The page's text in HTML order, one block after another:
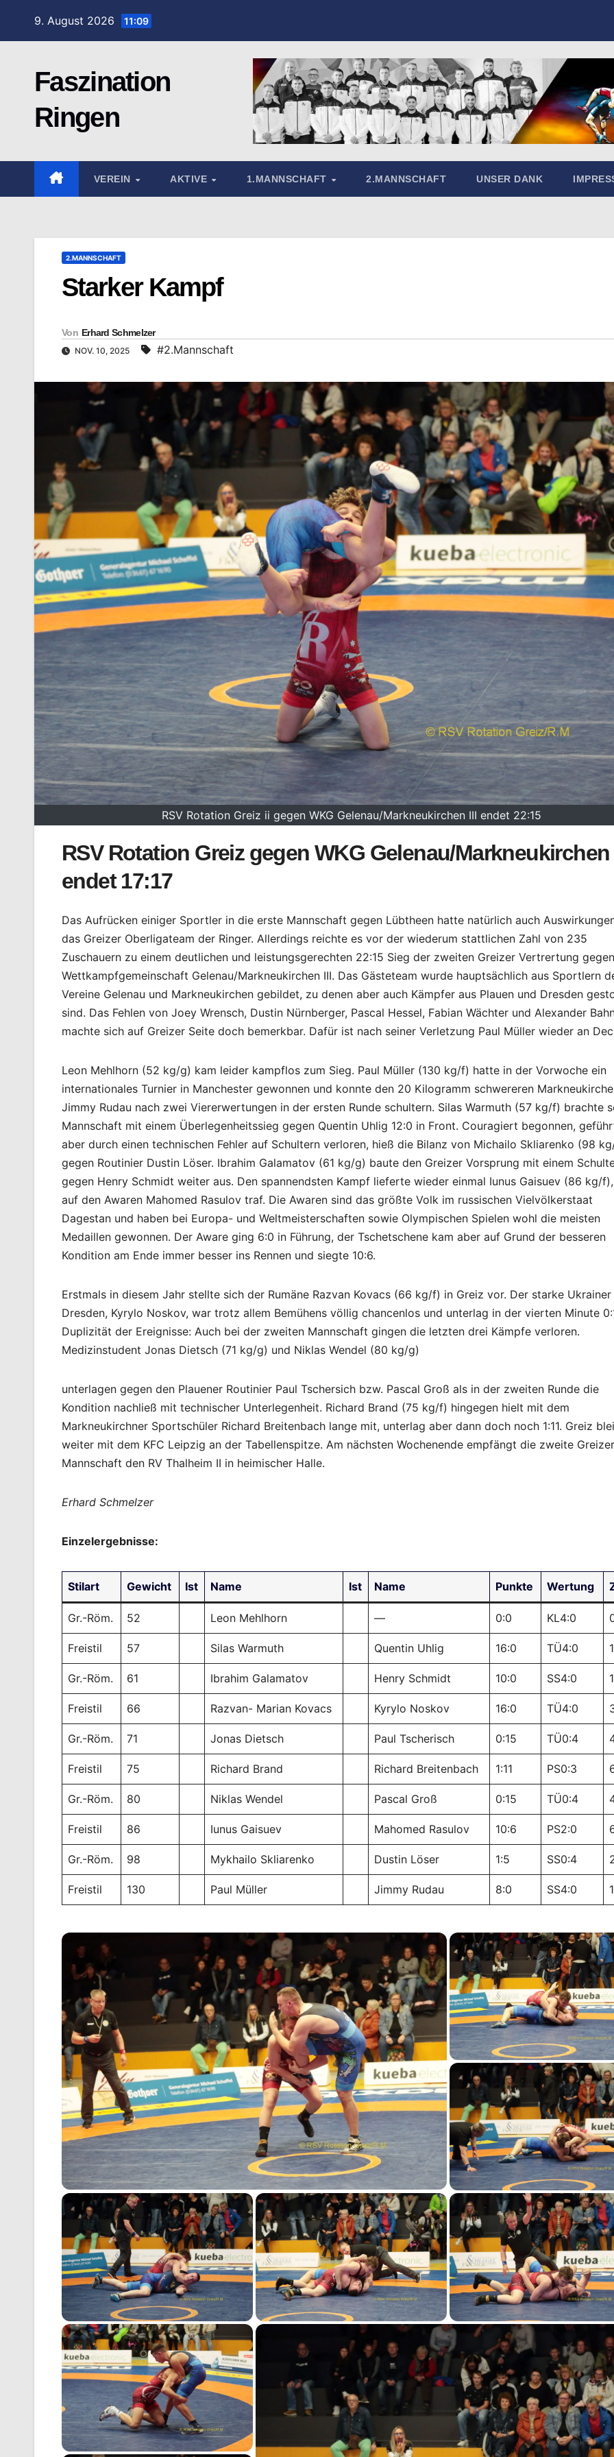
9. August 2026 11:09
Faszination
Ringen
VEREIN AKTIVE 1.MANNSCHAFT 2.MANNSCHAFT UNSER DANK
2.MANNSCHAFT
Starker Kampf
Von Erhard Schmelzer
NOV. 10, 2025 #2.Mannschaft
RSV Rotation Greiz ii gegen WKG Gelenau/Markneukirchen III endet 22:15
RSV Rotation Greiz gegen WKG Gelenau/Markneukirchen
endet 17:17
Das Aufrücken einiger Sportler in die erste Mannschaft gegen Lübtheen hatte natürlich auch
das Greizer Oberligateam der Ringer. Allerdings reichte es vor der wiederum stattlichen Zahl von 235
Zuschauern zu einem deutlichen und leistungsgerechten 22:15 Sieg der zweiten Greizer Vertrertung
Wettkampfgemeinschaft Gelenau/Markneukirchen III. Das Gästeteam wurde hauptsächlich aus Sportlern
Vereine Gelenau und Markneukirchen gebildet, zu denen aber auch Kämpfer aus Plauen und Dresden
sind. Das Fehlen von Joey Wrensch, Dustin Nürnberger, Pascal Hessel, Fabian Wächter und Alexander
machte sich auf Greizer Seite doch bemerkbar. Dafür ist nach seiner Verletzung Paul Müller wieder an
Leon Mehlhorn (52 kg/g) kam leider kampflos zum Sieg. Paul Müller (130 kg/f) hatte in der Vorwoche ein
internationales Turnier in Manchester gewonnen und konnte den 20 Kilogramm schwereren
Jimmy Rudau nach zwei Viererwertungen in der ersten Runde schultern. Silas Warmuth (57 kg/f) brachte
Mannschaft mit einem Überlegenheitssieg gegen Quentin Uhlig 12:0 in Front. Couragiert begonnen,
aber durch einen technischen Fehler auf Schultern verloren, hieß die Bilanz von Michailo Skliarenko (98
gegen Routinier Dustin Löser. Ibrahim Galamatov (61 kg/g) baute den Greizer Vorsprung mit einem
gegen Henry Schmidt weiter aus. Den spannendsten Kampf lieferte wieder einmal Iunus Gaisuev (86 kg/
auf den Awaren Mahomed Rasulov traf. Die Awaren sind das größte Volk im russischen Vielvölkerstaat
Dagestan und haben bei Europa- und Weltmeisterschaften sowie Olympischen Spielen wohl die meisten
Medaillen gewonnen. Der Aware ging 6:0 in Führung, der Tschetschene kam aber auf Grund der besseren
Kondition am Ende immer besser ins Rennen und siegte 10:6.
Erstmals in diesem Jahr stellte sich der Rumäne Razvan Kovacs (66 kg/f) in Greiz vor. Der starke Ukrainer
Dresden, Kyrylo Noskov, war trotz allem Bemühens völlig chancenlos und unterlag in der vierten Minute
Duplizität der Ereignisse: Auch bei der zweiten Mannschaft gingen die letzten drei Kämpfe verloren.
Medizinstudent Jonas Dietsch (71 kg/g) und Niklas Wendel (80 kg/g)
unterlagen gegen den Plauener Routinier Paul Tschersich bzw. Pascal Groß als in der zweiten Runde die
Kondition nachließ mit technischer Unterlegenheit. Richard Brand (75 kg/f) hingegen hielt mit dem
Markneukirchner Sportschüler Richard Breitenbach lange mit, unterlag aber dann doch noch 1:11. Greiz
weiter mit dem KFC Leipzig an der Tabellenspitze. Am nächsten Wochenende empfängt die zweite Greizer
Mannschaft den RV Thalheim II in heimischer Halle.
Erhard Schmelzer
Einzelergebnisse:
Stilart Gewicht Ist Name Ist Name Punkte Wertung
Gr.-Röm. 52 Leon Mehlhorn — 0:0 KL4:0
Freistil 57 Silas Warmuth Quentin Uhlig 16:0 TÜ4:0
Gr.-Röm. 61 Ibrahim Galamatov Henry Schmidt 10:0 SS4:0
Freistil 66 Razvan- Marian Kovacs Kyrylo Noskov 16:0 TÜ4:0
Gr.-Röm. 71 Jonas Dietsch Paul Tscherisch 0:15 TÜ0:4
Freistil 75 Richard Brand Richard Breitenbach 1:11 PS0:3
Gr.-Röm. 80 Niklas Wendel Pascal Groß 0:15 TÜ0:4
Freistil 86 Iunus Gaisuev Mahomed Rasulov 10:6 PS2:0
Gr.-Röm. 98 Mykhailo Skliarenko Dustin Löser 1:5 SS0:4
Freistil 130 Paul Müller Jimmy Rudau 8:0 SS4:0